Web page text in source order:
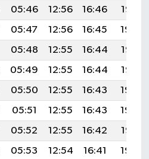
05:46 12:56 16:46
19:56
05:47 12:56 16:45
19:54
05:48 12:55 16:44
19:53
05:49 12:55 16:44
19:52
05:50 12:55 16:43
19:50
05:51 12:55 16:43
19:49
05:52 12:55 16:42
19:47
05:53 12:54 16:41
19:46